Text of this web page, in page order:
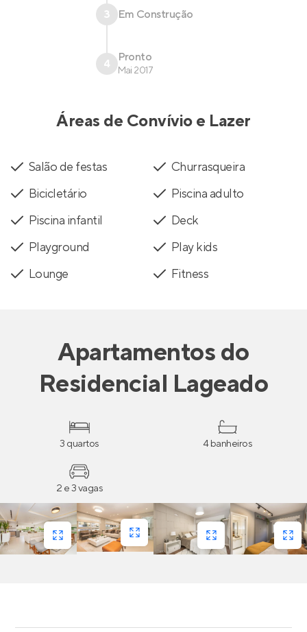
3 Em Construção
4 Pronto
Mai 2017
Áreas de Convívio e Lazer
Salão de festas
Churrasqueira
Bicicletário
Piscina adulto
Piscina infantil
Deck
Playground
Play kids
Lounge
Fitness
Apartamentosdo
Residencial Lageado
3 quartos 4 banheiros
2 e 3 vagas